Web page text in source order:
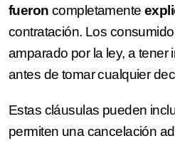
fueron completamente
contratación. Los
amparado por la ley, a tener
antes de tomar cualquier
Estas cláusulas pueden
permiten una cancelación